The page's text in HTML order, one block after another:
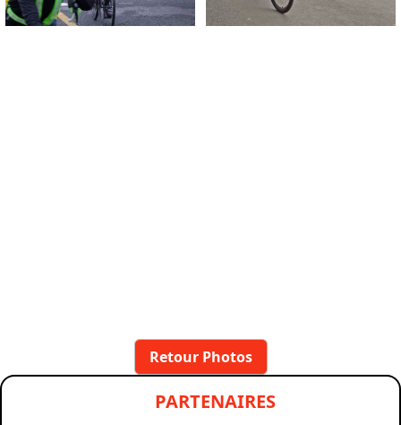
Retour Photos
PARTENAIRES